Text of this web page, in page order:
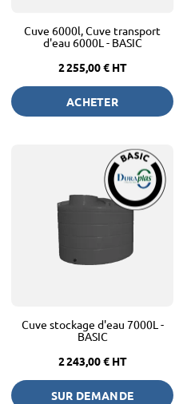
Cuve 6000l, Cuve transport
d'eau 6000L - BASIC
2 255,00 € HT
ACHETER
Cuve stockage d'eau 7000L -
BASIC
2 243,00 € HT
SUR DEMANDE